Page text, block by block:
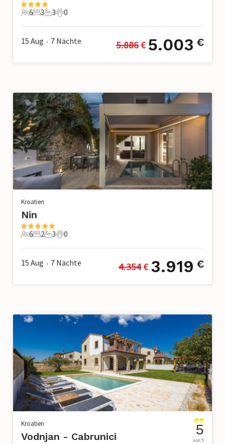
6 Gäste
6
3 Schlafzimmer
3
3 Badezimmer
3
0 Haustiere
0
15 Aug • 7 Nächte 5.886 € 5.003 €
Kroatien
Nin
6 Gäste
6
2 Schlafzimmer
2
3 Badezimmer
3
0 Haustiere
0
15 Aug • 7 Nächte 4.354 € 3.919 €
Kroatien
Vodnjan - Cabrunici 5
von 5